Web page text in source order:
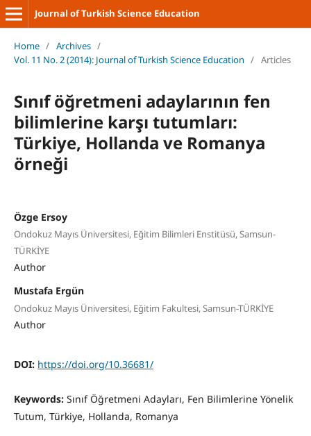
Journal of Turkish Science Education
Home / Archives /
Vol. 11 No. 2 (2014): Journal of Turkish Science Education / Articles
Sınıf öğretmeni adaylarının fen
bilimlerine karşı tutumları:
Türkiye, Hollanda ve Romanya
örneği
Özge Ersoy
Ondokuz Mayıs Üniversitesi, Eğitim Bilimleri Enstitüsü, Samsun-
TÜRKİYE
Author
Mustafa Ergün
Ondokuz Mayıs Üniversitesi, Eğitim Fakultesi, Samsun-TÜRKİYE
Author
DOI: https://doi.org/10.36681/
Keywords: Sınıf Öğretmeni Adayları, Fen Bilimlerine Yönelik
Tutum, Türkiye, Hollanda, Romanya